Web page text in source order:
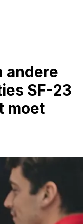
andere
SF-23
moet